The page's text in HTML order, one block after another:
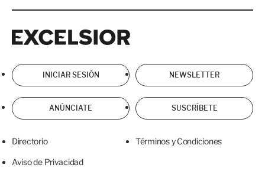
INICIAR SESIÓN NEWSLETTER
ANÚNCIATE SUSCRÍBETE
Directorio Términos y Condiciones
Aviso de Privacidad